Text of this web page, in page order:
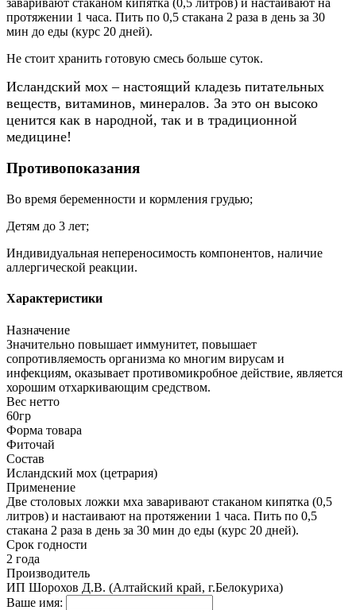
протяжении 1 часа. Пить по 0,5 стакана 2 раза в день за 30
мин до еды (курс 20 дней).
Не стоит хранить готовую смесь больше суток.
Исландский мох – настоящий кладезь питательных
веществ, витаминов, минералов. За это он высоко
ценится как в народной, так и в традиционной
медицине!
Противопоказания
Во время беременности и кормления грудью;
Детям до 3 лет;
Индивидуальная непереносимость компонентов, наличие
аллергической реакции.
Характеристики
Назначение
Значительно повышает иммунитет, повышает
сопротивляемость организма ко многим вирусам и
инфекциям, оказывает противомикробное действие, является
хорошим отхаркивающим средством.
Вес нетто
60гр
Форма товара
Фиточай
Состав
Исландский мох (цетрария)
Применение
Две столовых ложки мха заваривают стаканом кипятка (0,5
литров) и настаивают на протяжении 1 часа. Пить по 0,5
стакана 2 раза в день за 30 мин до еды (курс 20 дней).
Срок годности
2 года
Производитель
ИП Шорохов Д.В. (Алтайский край, г.Белокуриха)
Ваше имя: